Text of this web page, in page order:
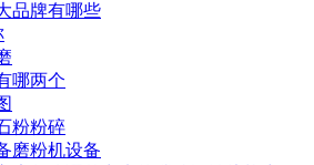
品牌有哪些
哪两个
粉粉碎
磨粉机设备